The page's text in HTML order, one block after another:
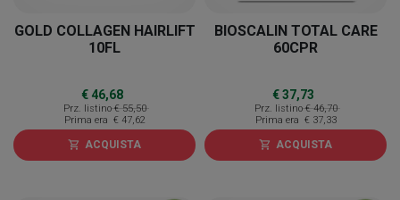
GOLD COLLAGEN HAIRLIFT
10FL
€ 46,68
Prz. listino € 55,50
Prima era € 47,62
shopping_cart ACQUISTA
BIOSCALIN TOTAL CARE
60CPR
€ 37,73
Prz. listino € 46,70
Prima era € 37,33
shopping_cart ACQUISTA